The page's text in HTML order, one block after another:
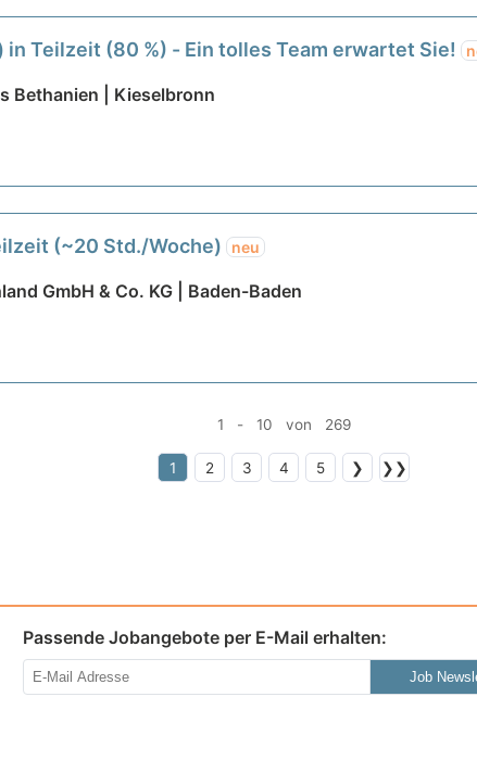
Teilzeit (80 %) - Ein tolles Team erwartet Sie!
Bethanien | Kieselbronn
(~20 Std./Woche) neu
GmbH & Co. KG | Baden-Baden
1 - 10 von 269
1 2 3 4 5 ❯ ❯❯
Passende Jobangebote per E-Mail erhalten:
Job